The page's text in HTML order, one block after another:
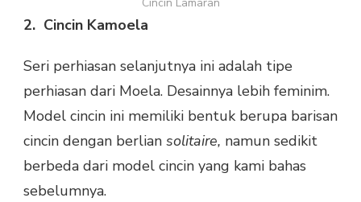
Cincin Lamaran
2. Cincin Kamoela
Seri perhiasan selanjutnya ini adalah tipe
perhiasan dari Moela. Desainnya lebih feminim.
Model cincin ini memiliki bentuk berupa barisan
cincin dengan berlian solitaire, namun sedikit
berbeda dari model cincin yang kami bahas
sebelumnya.